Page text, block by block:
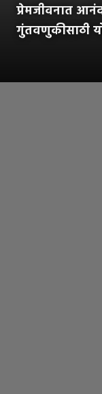
प्रेमजीवनात
गुंतवणुकीसाठी